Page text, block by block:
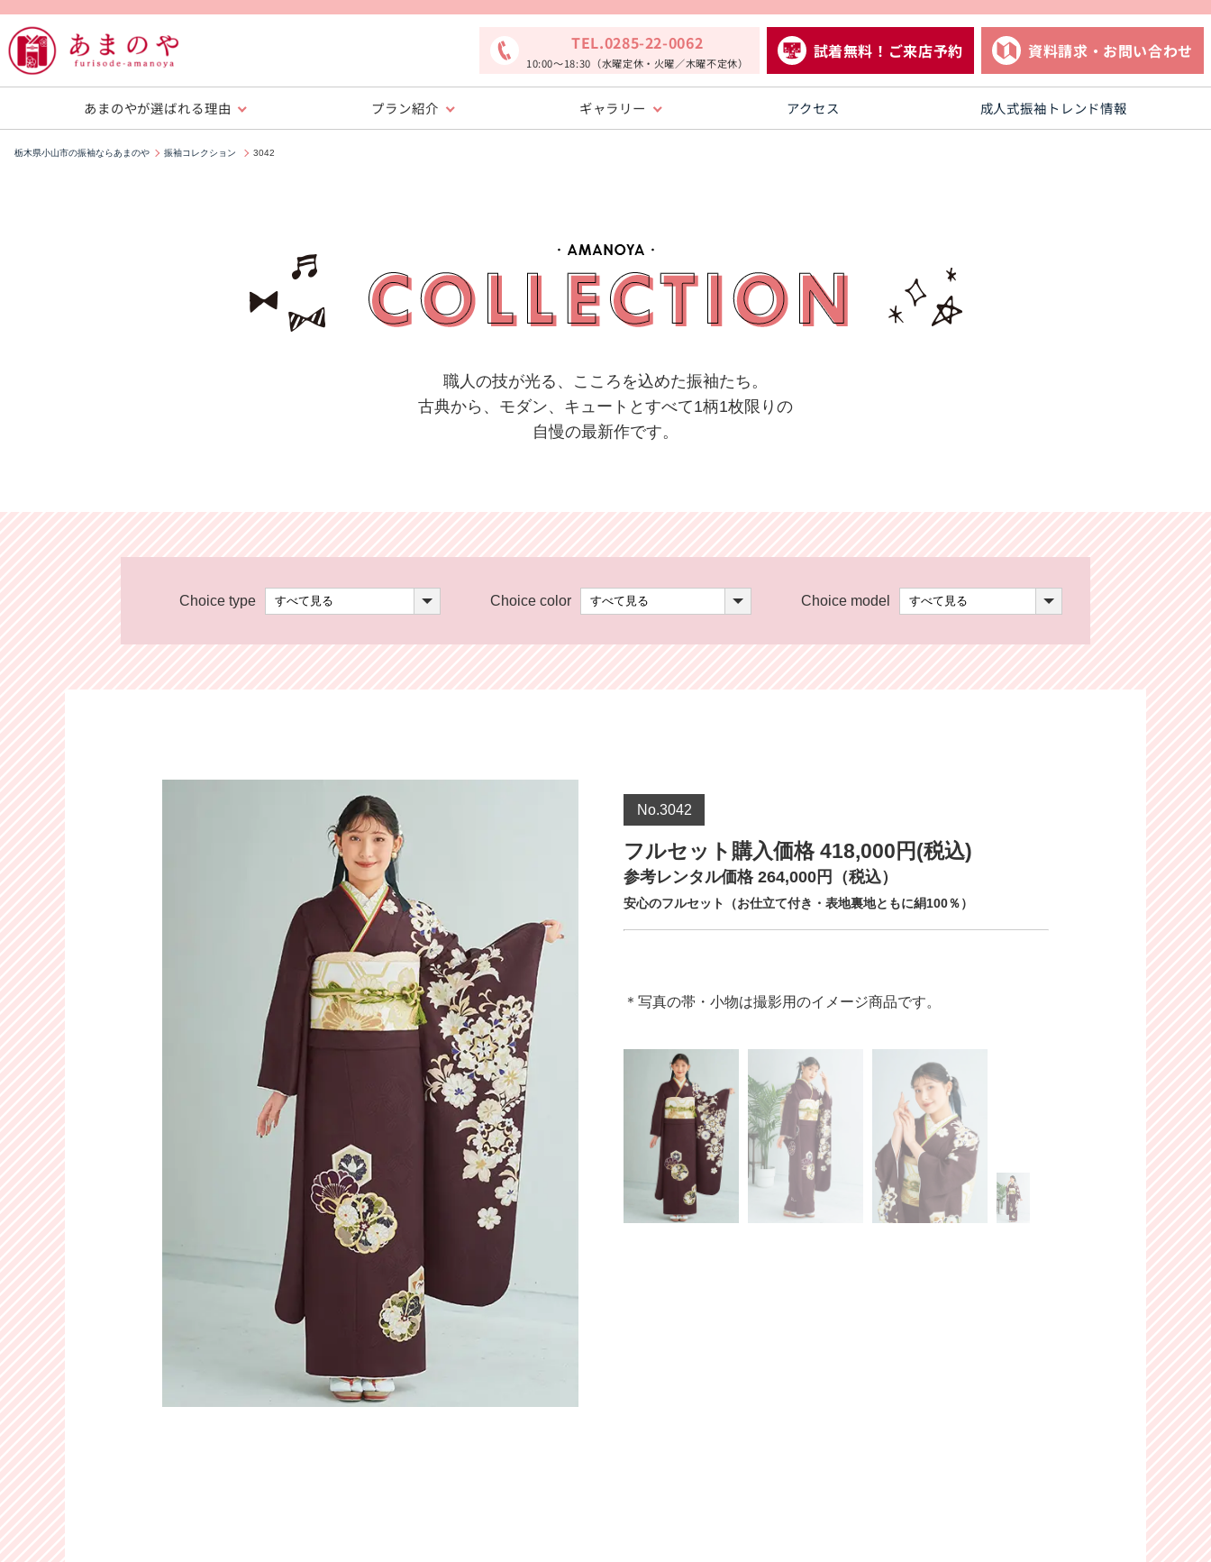
TEL.0285-22-0062
10:00〜18:30（水曜定休・火曜／木曜不定休）
試着無料！ご来店予約 資料請求・お問い合わせ
あまのやが選ばれる理由 プラン紹介 ギャラリー アクセス 成人式振袖トレンド情報
栃木県小山市の振袖ならあまのや 振袖コレクション 3042
職人の技が光る、こころを込めた振袖たち。
古典から、モダン、キュートとすべて1柄1枚限りの
自慢の最新作です。
Choice type Choice color Choice model
No.3042
フルセット購入価格 418,000円(税込)
参考レンタル価格 264,000円（税込）
安心のフルセット（お仕立て付き・表地裏地ともに絹100％）
＊写真の帯・小物は撮影用のイメージ商品です。